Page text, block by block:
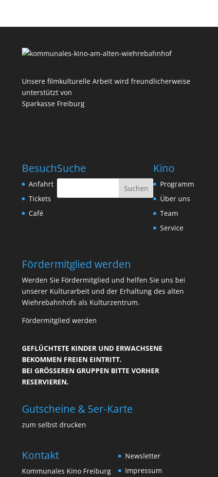
Unsere filmkulturelle Arbeit wird freundlicherweise
unterstützt von
Sparkasse Freiburg
Besuch
Anfahrt
Tickets
Café
Suche Kino
Programm
Über uns
Team
Service
Fördermitglied werden
Werden Sie Fördermitglied und helfen Sie uns bei
unserer Kulturarbeit und der Erhaltung des alten
Wiehrebahnhofs als Kulturzentrum.
Fördermitglied werden
GEFLÜCHTETE KINDER UND ERWACHSENE
BEKOMMEN FREIEN EINTRITT.
BEI GRÖSSEREN GRUPPEN BITTE VORHER R
ESERVIEREN.
Gutscheine & 5er-Karte
zum selbst drucken
Kontakt
Kommunales Kino Freiburg
Newsletter
Impressum